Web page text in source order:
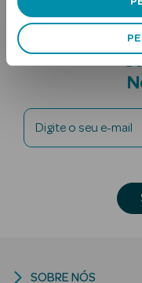
Ver Tudo
Lábios
Digite o seu e-mail
SOBRE NÓS